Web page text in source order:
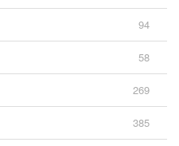
94
58
269
385